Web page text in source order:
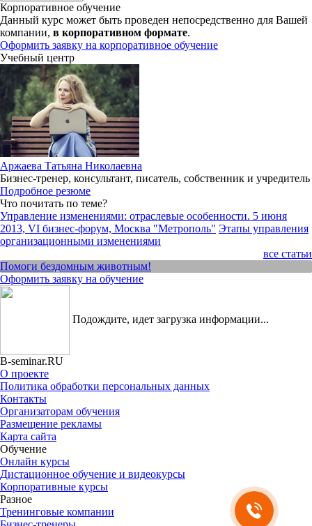
Корпоративное обучение
Данный курс может быть проведен непосредственно для Вашей
компании, в корпоративном формате.
Оформить заявку на корпоративное обучение
Учебный центр
Аржаева Татьяна Николаевна
Бизнес-тренер, консультант, писатель, собственник и учредитель
Подробное резюме
Что почитать по теме?
Управление изменениями: отраслевые особенности. 5 июня
2013, VI бизнес-форум, Москва "Метрополь" Этапы управления
организационными изменениями
все статьи
Помоги бездомным животным!
Оформить заявку на обучение
Подождите, идет загрузка информации...
B-seminar.RU
О проекте
Политика обработки персональных данных
Контакты
Организаторам обучения
Размещение рекламы
Карта сайта
Обучение
Онлайн курсы
Дистационное обучение и видеокурсы
Корпоративные курсы
Разное
Тренинговые компании